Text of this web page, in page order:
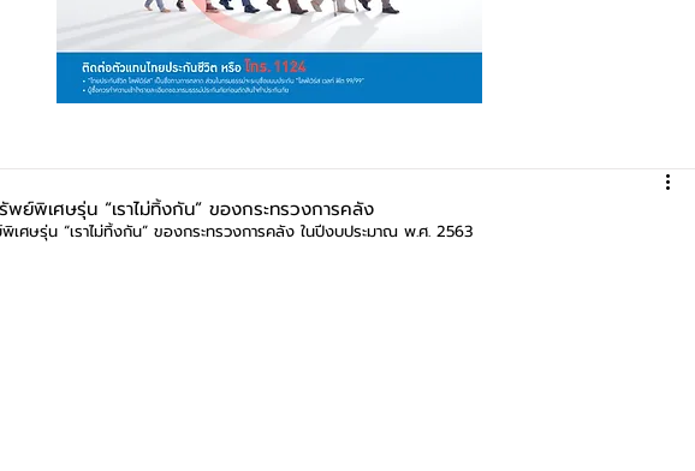
ย์พิเศษรุ่น “เราไม่ทิ้งกัน” ของกระทรวงการคลัง
ศษรุ่น “เราไม่ทิ้งกัน” ของกระทรวงการคลัง ในปีงบประมาณ พ.ศ. 2563